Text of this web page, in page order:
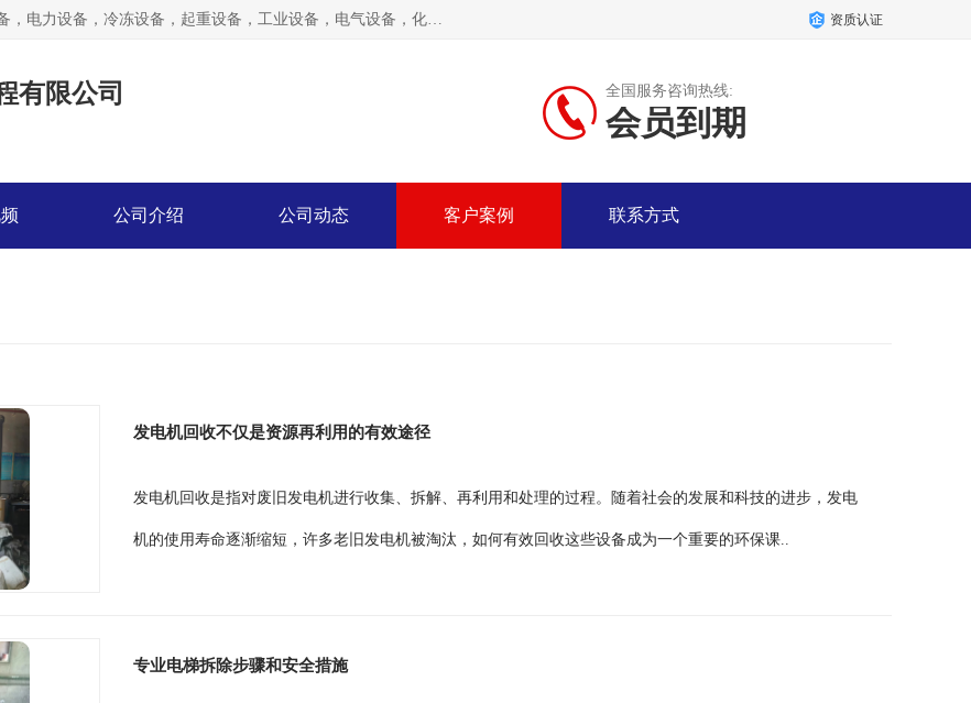
工厂拆除,化工厂拆除,电子厂拆除回收范围；机械设备，机电设备，电力设备，冷冻设备，起重设备，工业设备，电气设备，化工设备，木工设备，纺织设备，印染设备，水洗设备，电力物资，废旧金属，废旧物资，二手锅炉，二手电梯。 资质认证
有限公司 全国服务咨询热线:
会员到期
公司介绍 公司动态 客户案例 联系方式
发电机回收不仅是资源再利用的有效途径
发电机回收是指对废旧发电机进行收集、拆解、再利用和处理的过程。随着社会的发展和科技的进步，发电
机的使用寿命逐渐缩短，许多老旧发电机被淘汰，如何有效回收这些设备成为一个重要的环保课..
专业电梯拆除步骤和安全措施